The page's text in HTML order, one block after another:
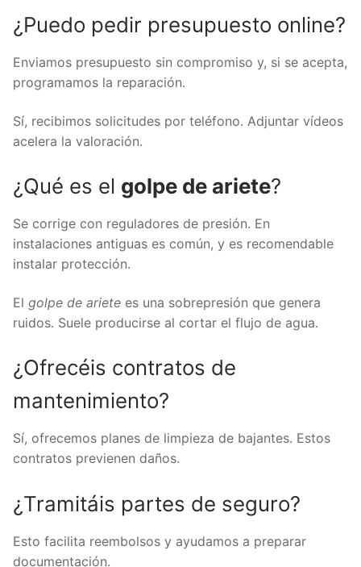
¿Puedo pedir presupuesto online?
Enviamos presupuesto sin compromiso y, si se acepta,
programamos la reparación.
Sí, recibimos solicitudes por teléfono. Adjuntar vídeos
acelera la valoración.
¿Qué es el golpe de ariete?
Se corrige con reguladores de presión. En
instalaciones antiguas es común, y es recomendable
instalar protección.
El golpe de ariete es una sobrepresión que genera
ruidos. Suele producirse al cortar el flujo de agua.
¿Ofrecéis contratos de
mantenimiento?
Sí, ofrecemos planes de limpieza de bajantes. Estos
contratos previenen daños.
¿Tramitáis partes de seguro?
Esto facilita reembolsos y ayudamos a preparar
documentación.